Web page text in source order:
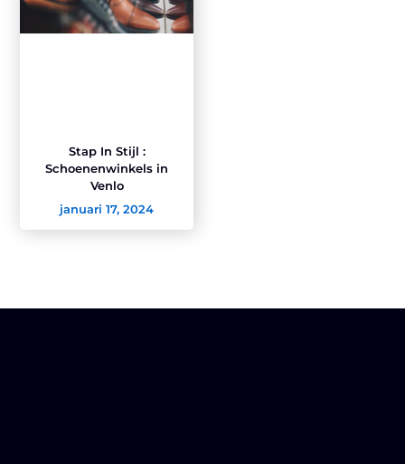
Stap In Stijl :
Schoenenwinkels in
Venlo
januari 17, 2024